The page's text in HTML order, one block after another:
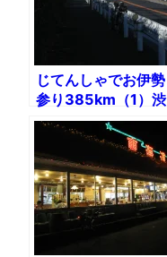
じてんしゃでお伊勢
参り385km（1）渋
谷〜宇津ノ谷峠